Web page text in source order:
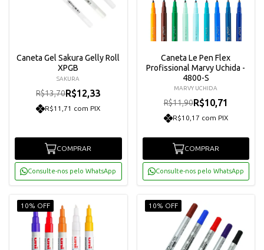
Caneta Gel Sakura Gelly Roll
XPGB
SAKURA
R$13,70R$12,33
R$11,71 com PIX
COMPRAR
Consulte-nos pelo WhatsApp
Caneta Le Pen Flex
Profissional Marvy Uchida -
4800-S
MARVY UCHIDA
R$11,90R$10,71
R$10,17 com PIX
COMPRAR
Consulte-nos pelo WhatsApp
10% OFF 10% OFF